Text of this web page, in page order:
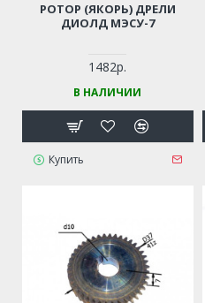
РОТОР (ЯКОРЬ) ДРЕЛИ
ДИОЛД МЭСУ-7
1482р.
В НАЛИЧИИ
Купить